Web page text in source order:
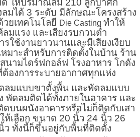
มได้ 3 ระดับ มีลักษณะโครงสร้าง
ยเทคโนโลยี Die Casting ทำให้
มแรง และเสียงรบกวนต่ำ
รใช้งานยาวนานและมีเสียงเงียบ
มาะสำหรับการติดตั้งในบ้าน ร้าน
นามไดร์ฟกอล์ฟ โรงอาหาร โกดัง
องการระบายอากาศทุกแห่ง
ลมแบบขาตั้งพื้น และพัดลมแบบ
พัดลมติดได้ทั้งภายในอาคาร และ
บนผนังอาคารหรือไม่ก็ติดกับเสา
ห้เลือก ขนาด 20 นิ้ว 24 นิ้ว 26
ว ทั้งนี้ก็ขึ้นอยู่กับพื้นที่ติดตั้ง